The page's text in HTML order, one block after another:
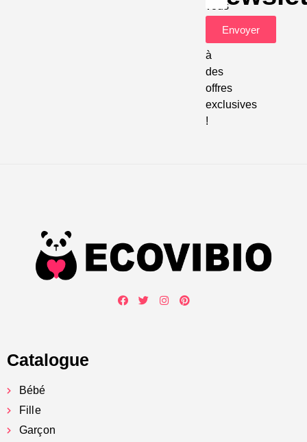
vous
à
des
offres
exclusives
!
Envoyer
Catalogue
Bébé
Fille
Garçon